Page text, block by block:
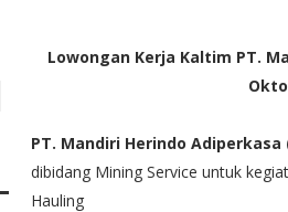
Lowongan Kerja Kaltim PT.
PT. Mandiri Herindo Adiperkasa
dibidang Mining Service untuk
Hauling